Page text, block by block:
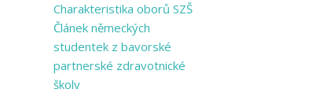
Charakteristika oborů SZŠ
Článek německých
studentek z bavorské
partnerské zdravotnické
školy